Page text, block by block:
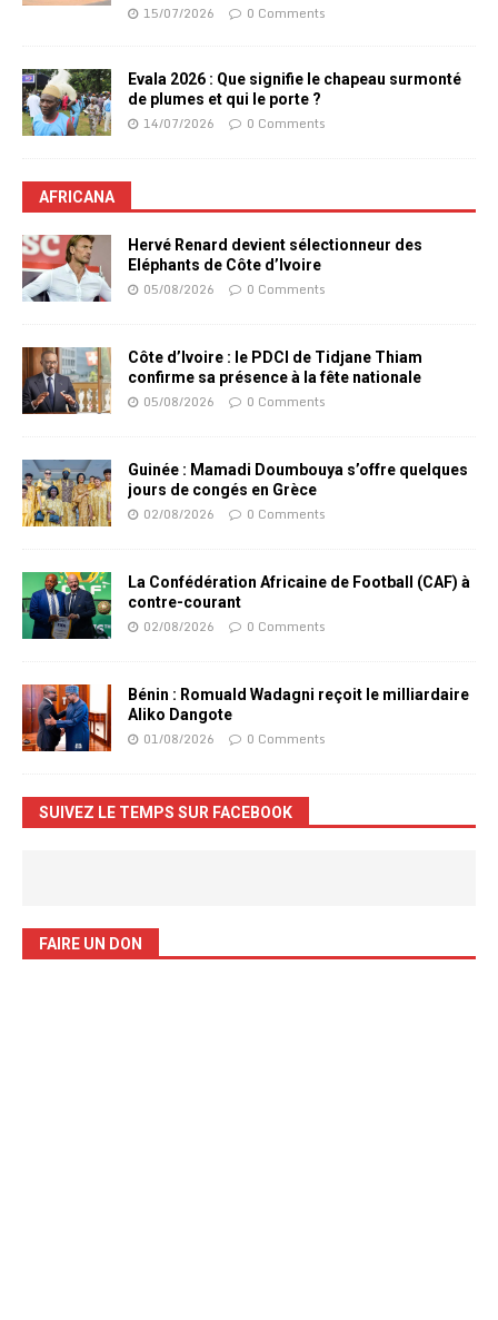
15/07/2026 0 Comments
Evala 2026 : Que signifie le chapeau surmonté
de plumes et qui le porte ?
14/07/2026 0 Comments
AFRICANA
Hervé Renard devient sélectionneur des
Eléphants de Côte d’Ivoire
05/08/2026 0 Comments
Côte d’Ivoire : le PDCI de Tidjane Thiam
confirme sa présence à la fête nationale
05/08/2026 0 Comments
Guinée : Mamadi Doumbouya s’offre quelques
jours de congés en Grèce
02/08/2026 0 Comments
La Confédération Africaine de Football (CAF) à
contre-courant
02/08/2026 0 Comments
Bénin : Romuald Wadagni reçoit le milliardaire
Aliko Dangote
01/08/2026 0 Comments
SUIVEZ LE TEMPS SUR FACEBOOK
FAIRE UN DON